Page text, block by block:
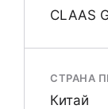
CLAAS
СТРАНА
Китай